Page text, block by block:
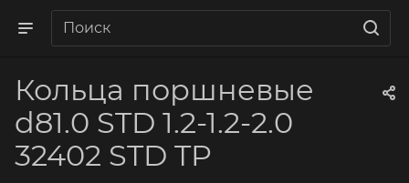
Кольца поршневые
d81.0 STD 1.2-1.2-2.0
32402 STD TP